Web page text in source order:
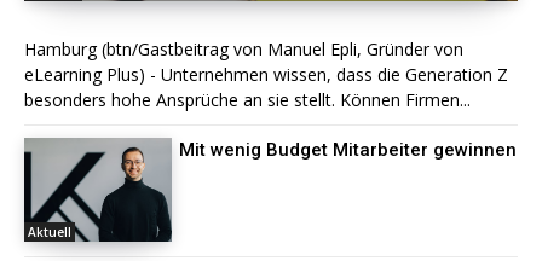
Hamburg (btn/Gastbeitrag von Manuel Epli, Gründer von
eLearning Plus) - Unternehmen wissen, dass die Generation Z
besonders hohe Ansprüche an sie stellt. Können Firmen...
Aktuell
Mit wenig Budget Mitarbeiter gewinnen